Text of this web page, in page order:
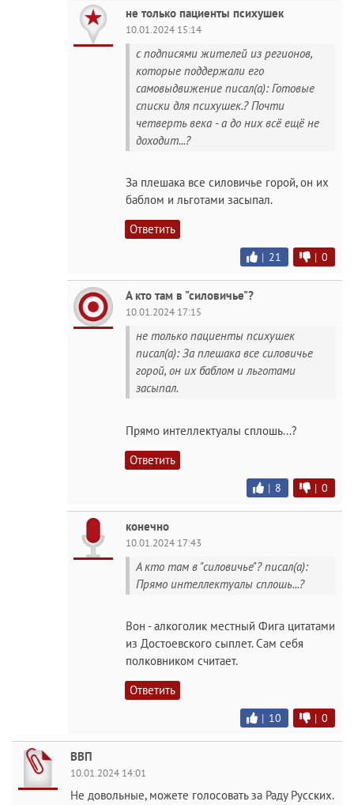
не только пациенты психушек
10.01.2024 15:14
с подписями жителей из регионов,
которые поддержали его
самовыдвижение писал(а): Готовые
списки для психушек.? Почти
четверть века - а до них всё ещё не
доходит...?
За плешака все силовичье горой, он их
баблом и льготами засыпал.
Ответить
| 21 | 0
А кто там в "силовичье"?
10.01.2024 17:15
не только пациенты психушек
писал(а): За плешака все силовичье
горой, он их баблом и льготами
засыпал.
Прямо интеллектуалы сплошь...?
Ответить
| 8 | 0
конечно
10.01.2024 17:43
А кто там в "силовичье"? писал(а):
Прямо интеллектуалы сплошь...?
Вон - алкоголик местный Фига цитатами
из Достоевского сыплет. Сам себя
полковником считает.
Ответить
| 10 | 0
ВВП
10.01.2024 14:01
Не довольные, можете голосовать за Раду Русских.